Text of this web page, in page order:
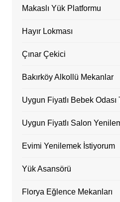
Makaslı Yük Platformu
Hayır Lokması
Çınar Çekici
Bakırköy Alkollü Mekanlar
Uygun Fiyatlı Bebek Odası
Uygun Fiyatlı Salon
Evimi Yenilemek İstiyorum
Yük Asansörü
Florya Eğlence Mekanları